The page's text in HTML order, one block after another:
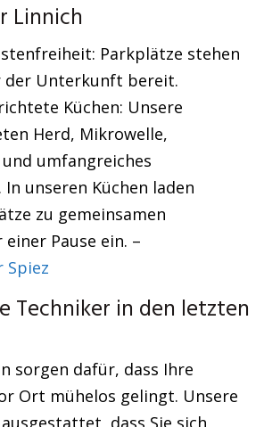
Linnich
Parkplätze stehen
der Unterkunft bereit.
Küchen: Unsere
Herd, Mikrowelle,
umfangreiches
In unseren Küchen laden
zu gemeinsamen
Pause ein. –
Spiez
Techniker in den letzten
sorgen dafür, dass Ihre
Ort mühelos gelingt. Unsere
dass Sie sich